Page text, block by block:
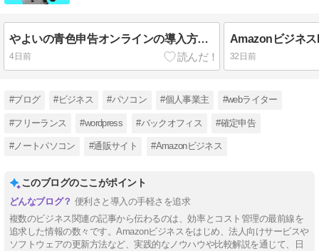
やよいの青色申告オンラインの導入方法と使い方、プラン変更まで解説
4日前 32日前
#ブログ #ビジネス #パソコン #個人事業主 #webライター
#フリーランス #wordpress #バックオフィス #確定申告
#ノートパソコン #通販サイト #Amazonビジネス
このブログのここがポイント
便利さと導入の手軽さを追求
複数のビジネス関連の記事から伝わるのは、効率とコスト管理の最前線を
追求した情報の数々です。Amazonビジネスをはじめ、法人向けサービスや
ソフトウェアの更新方法など、実践的なノウハウや比較解説を通じて、日